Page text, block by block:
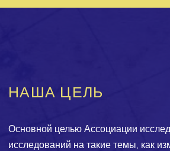
НАША ЦЕЛЬ
Основной целью Ассоциации
исследований на такие темы, как